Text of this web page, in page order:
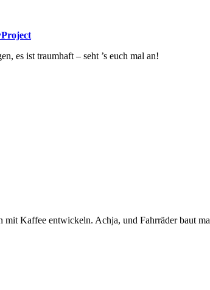
es ist traumhaft – seht ’s euch mal an!
Kaffee entwickeln. Achja, und Fahrräder baut